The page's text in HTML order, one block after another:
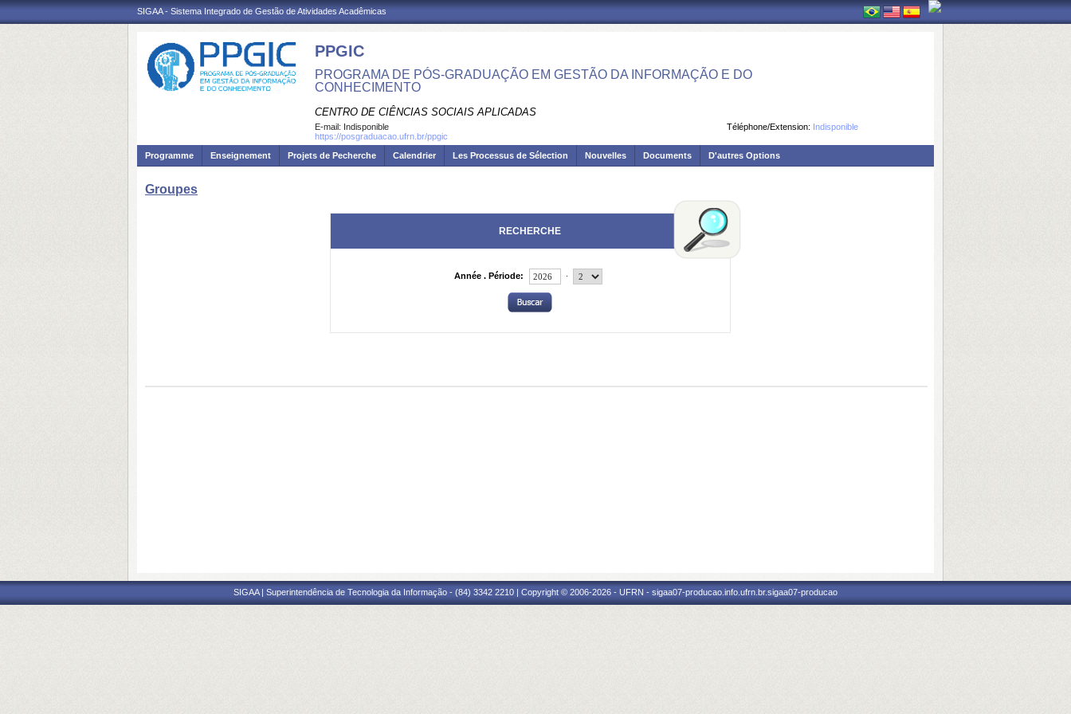
SIGAA - Sistema Integrado de Gestão de Atividades Acadêmicas
PPGIC
PROGRAMA DE PÓS-GRADUAÇÃO EM GESTÃO DA INFORMAÇÃO E DO
CONHECIMENTO
CENTRO DE CIÊNCIAS SOCIAIS APLICADAS
Téléphone/Extension: Indisponible
E-mail: Indisponible
https://posgraduacao.ufrn.br/ppgic
Programme
Enseignement Projets de Pecherche Calendrier Les Processus de Sélection Nouvelles Documents D'autres Options
Groupes
RECHERCHE
Année . Période:
SIGAA | Superintendência de Tecnologia da Informação - (84) 3342 2210 | Copyright © 2006-2026 - UFRN - sigaa07-producao.info.ufrn.br.sigaa07-producao